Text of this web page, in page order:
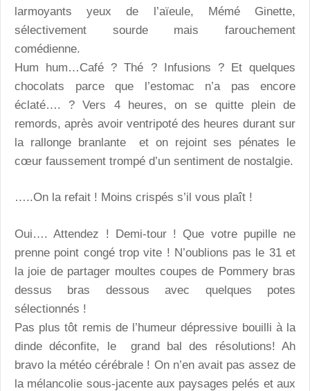
larmoyants yeux de l’aïeule, Mémé Ginette,
sélectivement sourde mais farouchement
comédienne.
Hum hum…Café ? Thé ? Infusions ? Et quelques
chocolats parce que l’estomac n’a pas encore
éclaté…. ? Vers 4 heures, on se quitte plein de
remords, après avoir ventripoté des heures durant sur
la rallonge branlante et on rejoint ses pénates le
cœur faussement trompé d’un sentiment de nostalgie.
…..On la refait ! Moins crispés s’il vous plaît !
Oui…. Attendez ! Demi-tour ! Que votre pupille ne
prenne point congé trop vite ! N’oublions pas le 31 et
la joie de partager moultes coupes de Pommery bras
dessus bras dessous avec quelques potes
sélectionnés !
Pas plus tôt remis de l’humeur dépressive bouilli à la
dinde déconfite, le grand bal des résolutions! Ah
bravo la météo cérébrale ! On n’en avait pas assez de
la mélancolie sous-jacente aux paysages pelés et aux